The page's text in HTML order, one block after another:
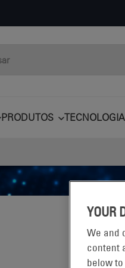
PRODUTOS TECNOLOGIA
YOUR
We and
content
below